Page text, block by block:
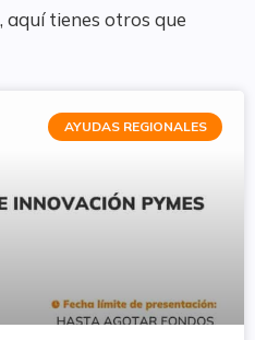
aquí tienes otros que
AYUDAS REGIONALES